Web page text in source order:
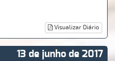
Visualizar Diário
13 de junho de 2017